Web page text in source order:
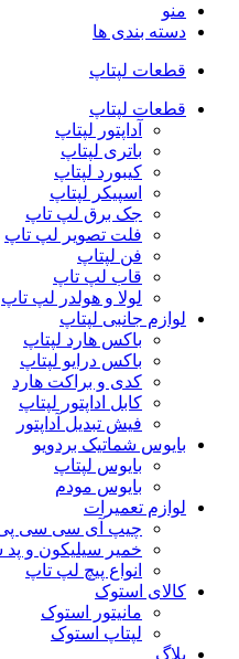
منو
دسته بندی ها
قطعات لپتاپ
قطعات لپتاپ
آداپتور لپتاپ
باتری لپتاپ
کیبورد لپتاپ
اسپیکر لپتاپ
جک برق لپ تاپ
فلت تصویر لپ تاپ
فن لپتاپ
قاب لپ تاپ
لولا و هولدر لپ تاپ
لوازم جانبی لپتاپ
باکس هارد لپتاپ
باکس درایو لپتاپ
کدی و براکت هارد
کابل اداپتور لپتاپ
فیش تبدیل آداپتور
بایوس شماتیک بردویو
بایوس لپتاپ
بایوس مودم
لوازم تعمیرات
چیپ آی سی سی پی
خمیر سیلیکون و
انواع پیچ لپ تاپ
کالای استوک
مانیتور استوک
لپتاپ استوک
بلاگ